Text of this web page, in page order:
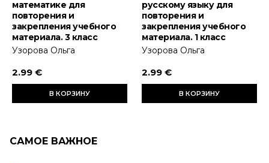
математике для
повторения и
закрепления учебного
материала. 3 класс
Узорова Ольга
2.99 €
В КОРЗИНУ
русскому языку для
повторения и
закрепления учебного
материала. 1 класс
Узорова Ольга
2.99 €
В КОРЗИНУ
САМОЕ ВАЖНОЕ